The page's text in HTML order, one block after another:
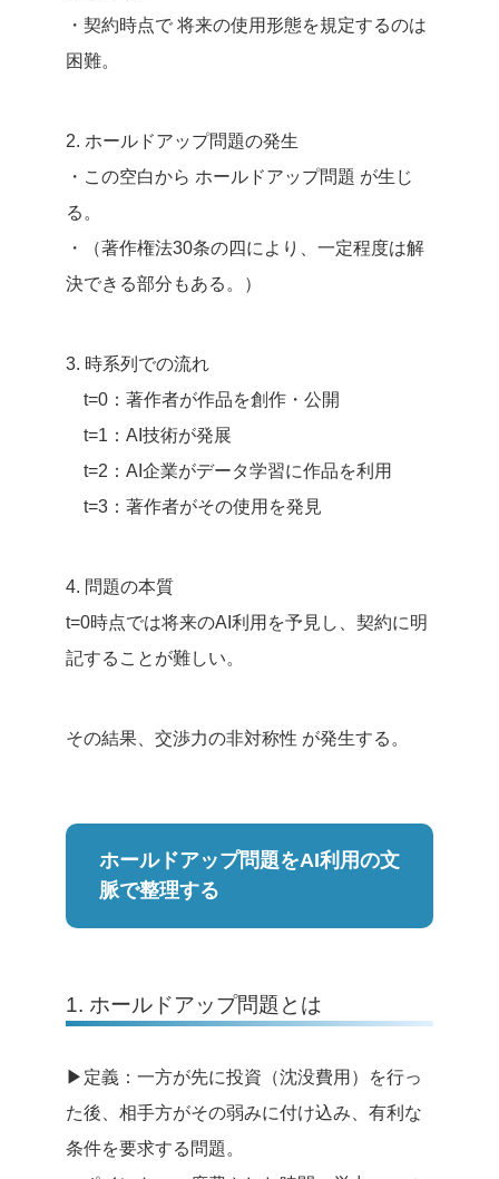
・契約時点で 将来の使用形態を規定するのは
困難。
2. ホールドアップ問題の発生
・この空白から ホールドアップ問題 が生じ
る。
・（著作権法30条の四により、一定程度は解
決できる部分もある。）
3. 時系列での流れ
t=0：著作者が作品を創作・公開
t=1：AI技術が発展
t=2：AI企業がデータ学習に作品を利用
t=3：著作者がその使用を発見
4. 問題の本質
t=0時点では将来のAI利用を予見し、契約に明
記することが難しい。
その結果、交渉力の非対称性 が発生する。
ホールドアップ問題をAI利用の文
脈で整理する
1. ホールドアップ問題とは
▶︎定義：一方が先に投資（沈没費用）を行っ
た後、相手方がその弱みに付け込み、有利な
条件を要求する問題。